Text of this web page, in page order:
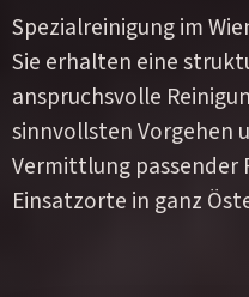
Spezialreinigung im
Sie erhalten eine
anspruchsvolle
sinnvollsten Vorgehen
Vermittlung passender
Einsatzorte in ganz